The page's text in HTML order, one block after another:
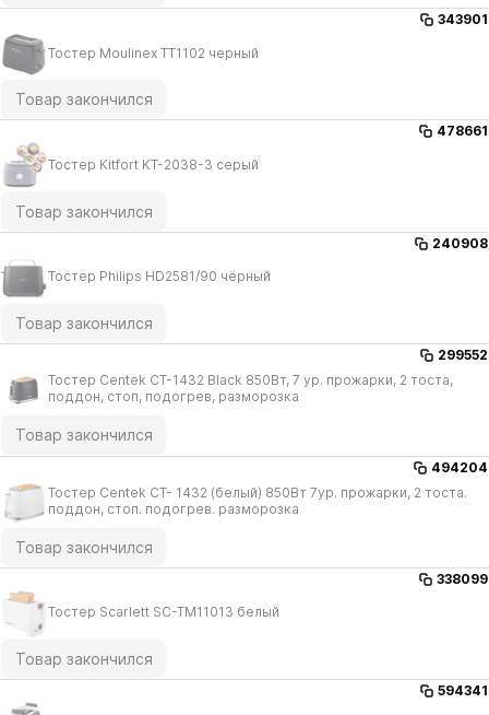
343901
Тостер Moulinex TT1102 черный
Товар закончился
478661
Тостер Kitfort KT-2038-3 серый
Товар закончился
240908
Тостер Philips HD2581/​90 чёрный
Товар закончился
299552
Тостер Centek СТ-1432 Black 850Вт, 7 ур. прожарки, 2 тоста,
поддон, стоп, подогрев, разморозка
Товар закончился
494204
Тостер Centek СТ- 1432 (белый) 850Вт 7ур. прожарки, 2 тоста.
поддон, стоп. подогрев. разморозка
Товар закончился
338099
Тостер Scarlett SC-TM11013 белый
Товар закончился
594341